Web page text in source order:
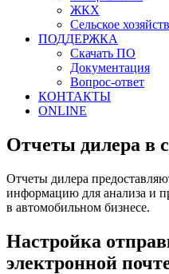
ЖКХ
Сельское
ПОДДЕРЖКА
Скачать ПО
Документация
Вопрос-ответ
КОНТАКТЫ
ONLINE
Отчеты дилера в
Отчеты дилера
информацию для анализа и
в автомобильном бизнесе.
Настройка
электронной